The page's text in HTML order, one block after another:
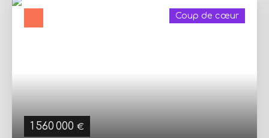
1 560 000 €
Coup de cœur